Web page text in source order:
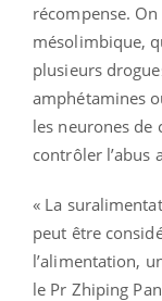
récompense.
mésolimbique,
plusieurs
amphétamines
les neurones
contrôler l’abus
« La
peut être
l’alimentation,
le Pr Zhiping